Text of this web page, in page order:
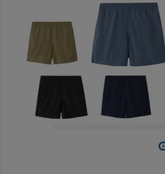
スポーツシューズ
もっと見る